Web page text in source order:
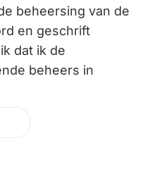
beheersing van de
en geschrift
dat ik de
beheers in